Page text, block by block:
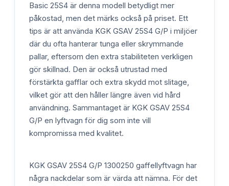
Basic 25S4 är denna modell betydligt mer
påkostad, men det märks också på priset. Ett
tips är att använda KGK GSAV 25S4 G/P i miljöer
där du ofta hanterar tunga eller skrymmande
pallar, eftersom den extra stabiliteten verkligen
gör skillnad. Den är också utrustad med
förstärkta gafflar och extra skydd mot slitage,
vilket gör att den håller längre även vid hård
användning. Sammantaget är KGK GSAV 25S4
G/P en lyftvagn för dig som inte vill
kompromissa med kvalitet.
KGK GSAV 25S4 G/P 1300250 gaffellyftvagn har
några nackdelar som är värda att nämna. För det